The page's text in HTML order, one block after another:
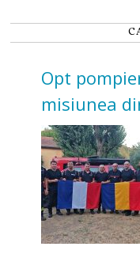
Opt
misiunea
incendii de